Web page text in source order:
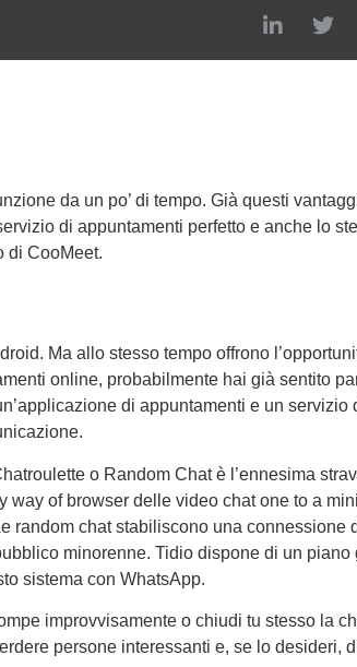
da un po’ di tempo. Già questi
di appuntamenti perfetto e anche lo
di CooMeet.
Ma allo stesso tempo offrono
online, probabilmente hai già sentito
di appuntamenti e un servizio
o Random Chat è l’ennesima
way of browser delle video chat one to a
random chat stabiliscono una connessione
minorenne. Tidio dispone di un piano
sistema con WhatsApp.
improvvisamente o chiudi tu stesso la
persone interessanti e, se lo desideri,